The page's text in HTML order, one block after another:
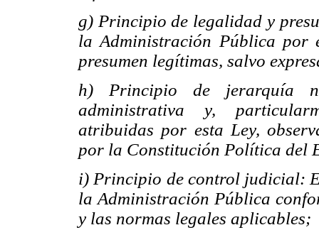
g) Principio de legalidad y
la Administración Pública por
presumen legítimas, salvo
h) Principio de jerarquía
administrativa y,
atribuidas por esta Ley,
por la Constitución Política del
i) Principio de control judicial:
la Administración Pública
y las normas legales aplicables;